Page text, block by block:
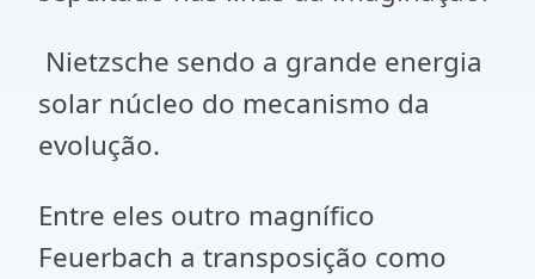
Nietzsche sendo a grande energia
solar núcleo do mecanismo da
evolução.
Entre eles outro magnífico
Feuerbach a transposição como